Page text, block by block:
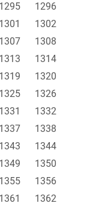
1295
1296
1301
1302
1307
1308
1313
1314
1319
1320
1325
1326
1331
1332
1337
1338
1343
1344
1349
1350
1355
1356
1361
1362